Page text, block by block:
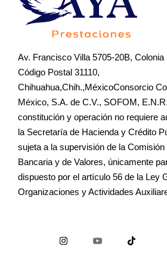
Av. Francisco Villa 5705-20B, Colonia
Código Postal 31110,
Chihuahua,Chih.,MéxicoConsorcio
México, S.A. de C.V., SOFOM,
constitución y operación no requiere
la Secretaría de Hacienda y Crédito
sujeta a la supervisión de la Comisión
Bancaria y de Valores, únicamente
dispuesto por el artículo 56 de la Ley
Organizaciones y Actividades